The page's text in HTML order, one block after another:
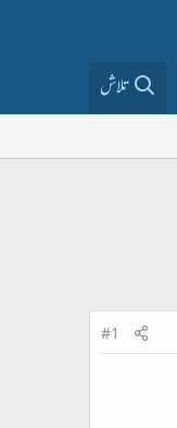
تلاش
#1